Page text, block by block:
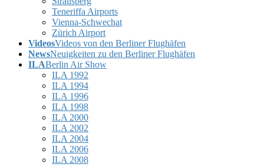
Teneriffa Airports
Vienna-Schwechat
Zürich Airport
VideosVideos von den Berliner Flughäfen
NewsNeuigkeiten zu den Berliner Flughäfen
ILABerlin Air Show
ILA 1992
ILA 1994
ILA 1996
ILA 1998
ILA 2000
ILA 2002
ILA 2004
ILA 2006
ILA 2008